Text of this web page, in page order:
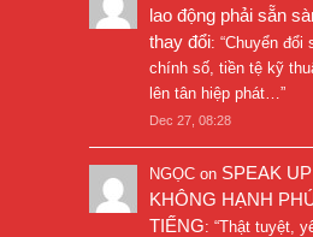
lao động phải sẵn
thay đổi: “Chuyển đổi
chính số, tiền tệ kỹ
lên tân hiệp phát… ”
Dec 27, 08:28
NGỌC on SPEAK
KHÔNG HẠNH
TIẾNG: “Thật tuyệt,